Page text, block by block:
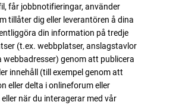
får jobbnotifieringar, använder
tillåter dig eller leverantören å dina
din information på tredje
(t.ex. webbplatser, anslagstavlor
webbadresser) genom att publicera
innehåll (till exempel genom att
eller delta i onlineforum eller
när du interagerar med vår